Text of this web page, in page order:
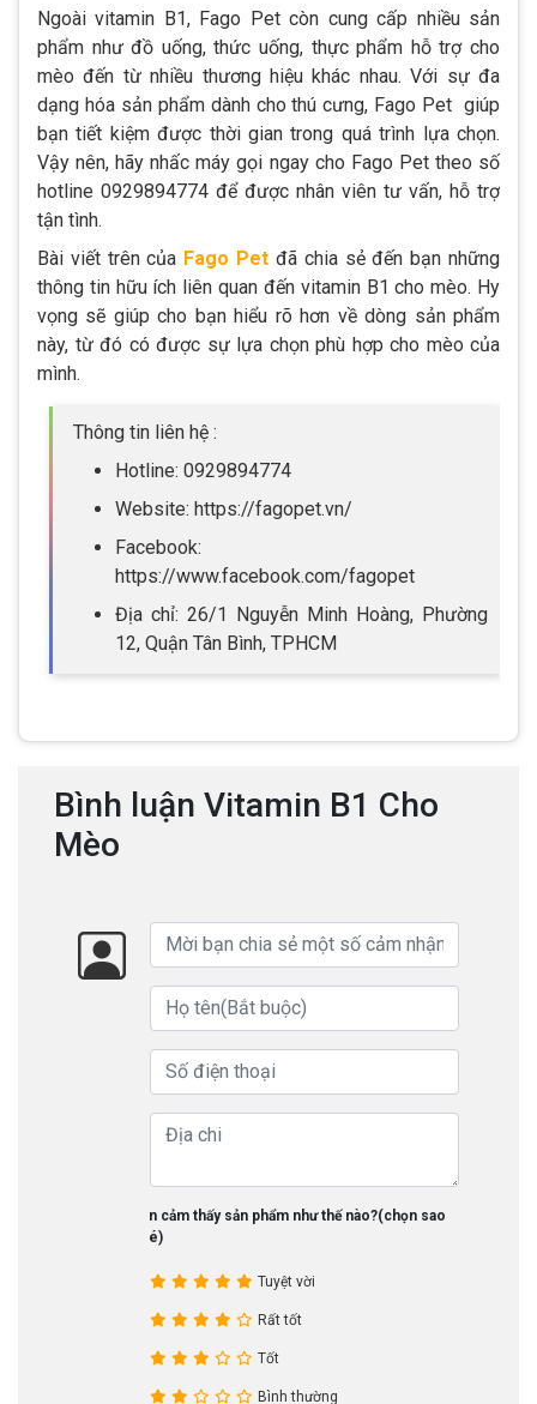
Ngoài vitamin B1, Fago Pet còn cung cấp nhiều sản
phẩm như đồ uống, thức uống, thực phẩm hỗ trợ cho
mèo đến từ nhiều thương hiệu khác nhau. Với sự đa
dạng hóa sản phẩm dành cho thú cưng, Fago Pet giúp
bạn tiết kiệm được thời gian trong quá trình lựa chọn.
Vậy nên, hãy nhấc máy gọi ngay cho Fago Pet theo số
hotline 0929894774 để được nhân viên tư vấn, hỗ trợ
tận tình.
Bài viết trên của Fago Pet đã chia sẻ đến bạn những
thông tin hữu ích liên quan đến vitamin B1 cho mèo. Hy
vọng sẽ giúp cho bạn hiểu rõ hơn về dòng sản phẩm
này, từ đó có được sự lựa chọn phù hợp cho mèo của
mình.
Thông tin liên hệ :
Hotline: 0929894774
Website: https://fagopet.vn/
Facebook:
https://www.facebook.com/fagopet
Địa chỉ: 26/1 Nguyễn Minh Hoàng, Phường
12, Quận Tân Bình, TPHCM
Bình luận Vitamin B1 Cho
Mèo
Bạn cảm thấy sản phẩm như thế nào?(chọn sao
nhé)
Tuyệt vời
Rất tốt
Tốt
Bình thường